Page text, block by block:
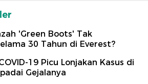
'Green Boots' Tak
30 Tahun di Everest?
19 Picu Lonjakan Kasus di
Gejalanya